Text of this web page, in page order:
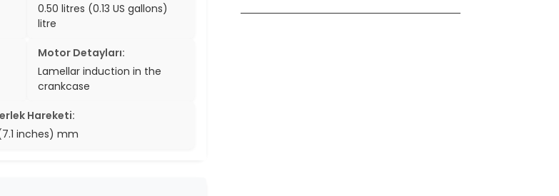
0.50 litres (0.13 US gallons)
litre
Motor Detayları:
Lamellar induction in the
crankcase
Hareketi:
inches) mm